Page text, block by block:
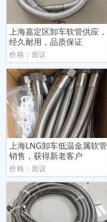
上海嘉定区卸车软管供应，
经久耐用，品质保证
价格：面议
上海LNG卸车低温金属软管
销售，获得新老客户
价格：面议